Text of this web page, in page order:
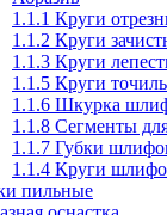
1.1.1 Круги
1.1.2 Круги
1.1.3 Круги
1.1.5 Круги
1.1.6 Шкурка
1.1.8 Сегменты
1.1.7 Губки
1.1.4 Круги
пильные